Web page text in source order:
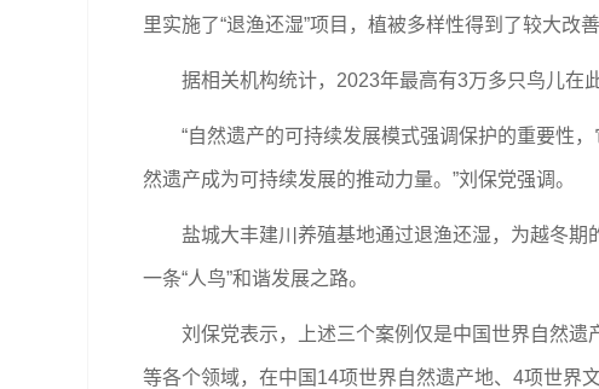
里实施了“退渔还湿”项目，植被多样性得到了较大改
据相关机构统计，2023年最高有3万多只鸟儿在此
“自然遗产的可持续发展模式强调保护的重要性，
然遗产成为可持续发展的推动力量。”刘保党强调。
盐城大丰建川养殖基地通过退渔还湿，为越冬期
一条“人鸟”和谐发展之路。
刘保党表示，上述三个案例仅是中国世界自然遗
等各个领域，在中国14项世界自然遗产地、4项世界